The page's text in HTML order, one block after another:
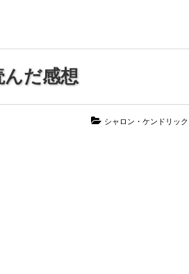
んだ感想
シャロン・ケンドリック